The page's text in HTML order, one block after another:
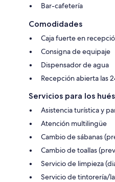
Bar-cafetería
Comodidades
Caja fuerte en
Consigna de equipaje
Dispensador de agua
Recepción abierta las
Servicios para los
Asistencia turística y
Atención multilingüe
Cambio de sábanas
Cambio de toallas
Servicio de limpieza
Servicio de tintorería/